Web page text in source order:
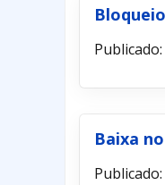
Baixa